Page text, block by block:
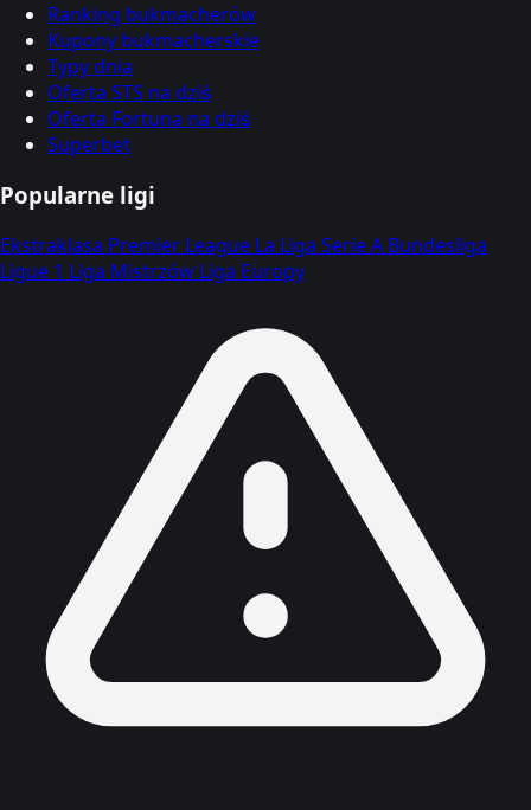
Ranking bukmacherów
Kupony bukmacherskie
Typy dnia
Oferta STS na dziś
Oferta Fortuna na dziś
Superbet
Popularne ligi
Ekstraklasa Premier League La Liga Serie A Bundesliga
Ligue 1 Liga Mistrzów Liga Europy